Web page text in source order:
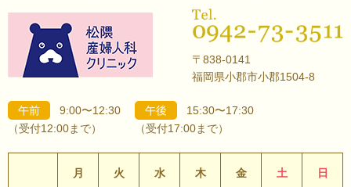
〒838-0141
福岡県小郡市小郡1504-8
午前
9:00〜12:30
（受付12:00まで）
午後
15:30〜17:30
（受付17:00まで）
月 火 水 木 金 土 日